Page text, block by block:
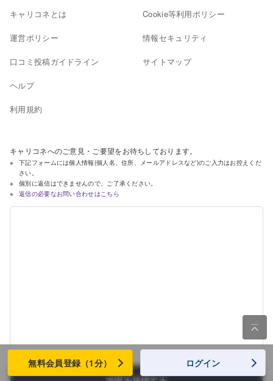
キャリコネとは
運営ポリシー
口コミ投稿ガイドライン
ヘルプ
利用規約
Cookie等利用ポリシー
情報セキュリティ
サイトマップ
キャリコネへのご意見・ご要望をお待ちしております。
下記フォームには個人情報(個人名、住所、メールアドレスなど)のご入力はお控えくだ
さい。
個別に返信はできませんので、ご了承ください。
返信の必要なお問い合わせはこちら

無料会員登録（1分） ログイン